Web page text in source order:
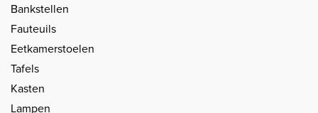
Bankstellen
Fauteuils
Eetkamerstoelen
Tafels
Kasten
Lampen